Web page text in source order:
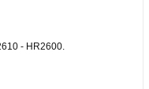
- HR2600.